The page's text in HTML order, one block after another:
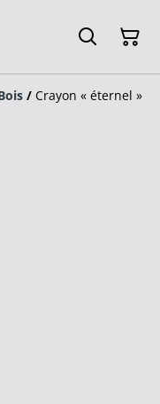
/ Crayon « éternel »